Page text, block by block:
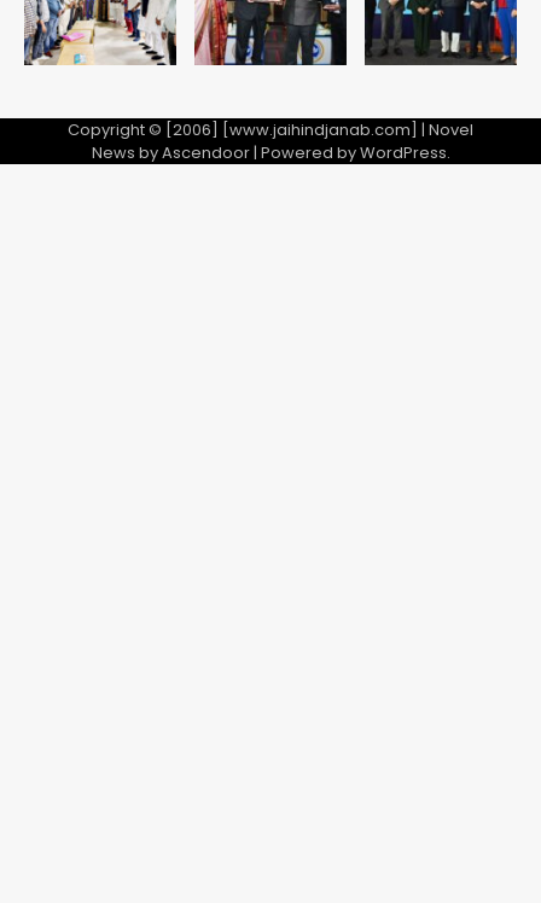
Copyright © [2006] [www.jaihindjanab.com] | Novel
News byAscendoor| Powered byWordPress.